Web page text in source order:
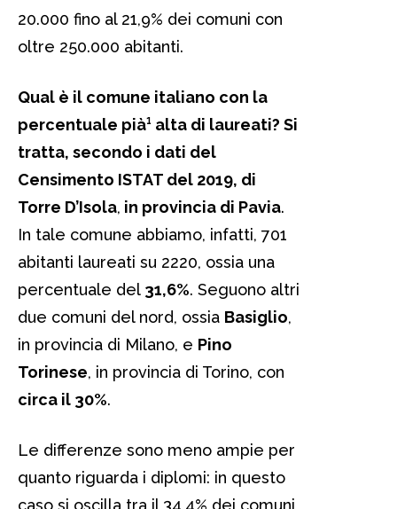
20.000 fino al 21,9% dei comuni con
oltre 250.000 abitanti.
Qual è il comune italiano con la
percentuale pià¹ alta di laureati? Si
tratta, secondo i dati del
Censimento ISTAT del 2019, di
Torre D’Isola, in provincia di Pavia.
In tale comune abbiamo, infatti, 701
abitanti laureati su 2220, ossia una
percentuale del 31,6%. Seguono altri
due comuni del nord, ossia Basiglio,
in provincia di Milano, e Pino
Torinese, in provincia di Torino, con
circa il 30%.
Le differenze sono meno ampie per
quanto riguarda i diplomi: in questo
caso si oscilla tra il 34,4% dei comuni